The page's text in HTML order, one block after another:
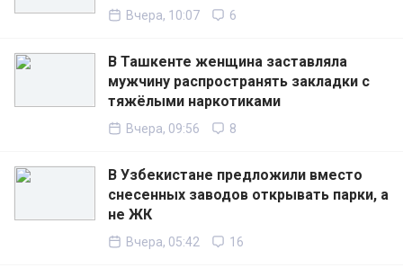
Вчера, 10:07 6
В Ташкенте женщина заставляла
мужчину распространять закладки с
тяжёлыми наркотиками
Вчера, 09:56 8
В Узбекистане предложили вместо
снесенных заводов открывать парки, а
не ЖК
Вчера, 05:42 16